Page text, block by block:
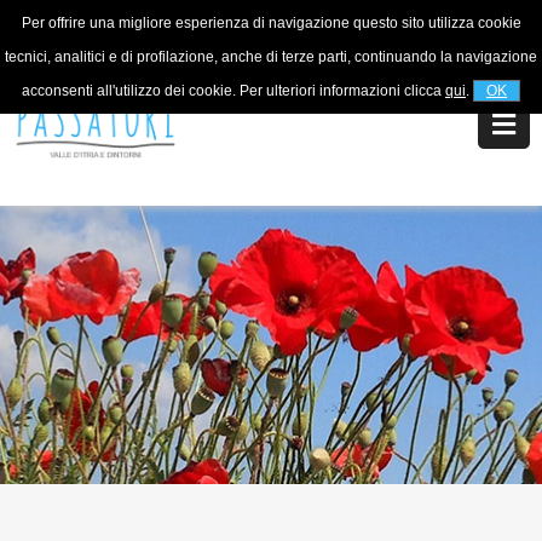
Per offrire una migliore esperienza di navigazione questo sito utilizza cookie
tecnici, analitici e di profilazione, anche di terze parti, continuando la navigazione
acconsenti all'utilizzo dei cookie. Per ulteriori informazioni clicca qui. OK
For information+39 320 5753268